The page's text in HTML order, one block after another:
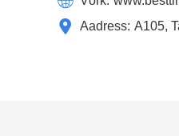
Aadress: A105,